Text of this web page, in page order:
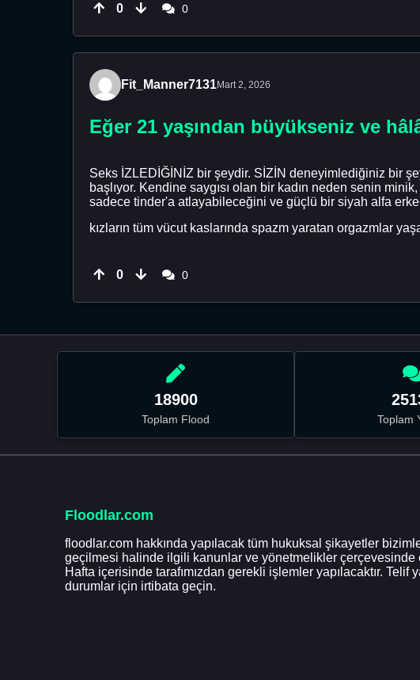
0 0
Fit_Manner7131Mart 2, 2026
Eğer 21 yaşından büyükseniz ve
Seks İZLEDİĞİNİZ bir şeydir. SİZİN deneyimlediğiniz bir
başlıyor. Kendine saygısı olan bir kadın neden senin
sadece tinder'a atlayabileceğini ve güçlü bir siyah alfa
kızların tüm vücut kaslarında spazm yaratan orgazmlar
0 0
18900
Toplam Flood Toplam
Floodlar.com
floodlar.com hakkında yapılacak tüm hukuksal şikayetler
geçilmesi halinde ilgili kanunlar ve yönetmelikler çerçevesinde
Hafta içerisinde tarafımızdan gerekli işlemler yapılacaktır. Telif
durumlar için irtibata geçin.